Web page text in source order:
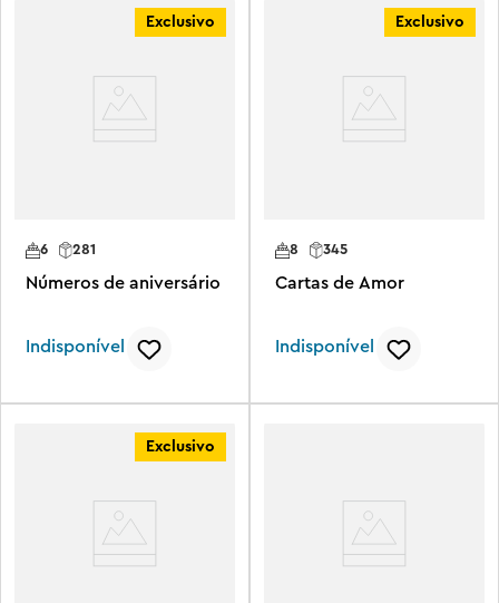
Exclusivo
6 281
Números de aniversário
Indisponível
Exclusivo
345
8
Cartas de Amor
Indisponível
Exclusivo